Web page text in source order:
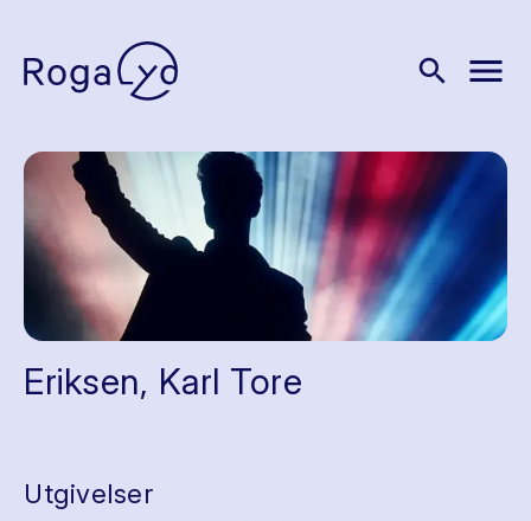
search menu
Eriksen, Karl Tore
Utgivelser